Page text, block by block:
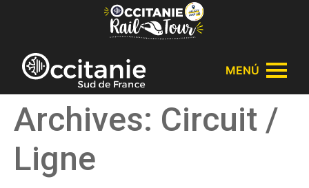
Panel de gestión de cookies
MENÚ
Archives: Circuit /
Ligne